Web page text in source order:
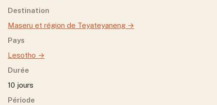
Destination
Maseru et région de Teyateyaneng →
Pays
Lesotho →
Durée
10 jours
Période